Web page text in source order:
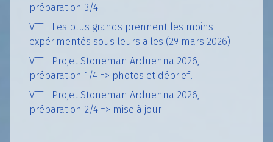
préparation 3/4.
VTT - Les plus grands prennent les moins
expérimentés sous leurs ailes (29 mars 2026)
VTT - Projet Stoneman Arduenna 2026,
préparation 1/4 => photos et débrief'.
VTT - Projet Stoneman Arduenna 2026,
préparation 2/4 => mise à jour